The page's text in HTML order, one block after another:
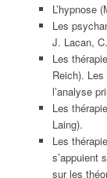
L’hypnose
Les
J. Lacan,
Les
Reich).
l’analyse
Les
Laing).
Les
s’appuient
sur les